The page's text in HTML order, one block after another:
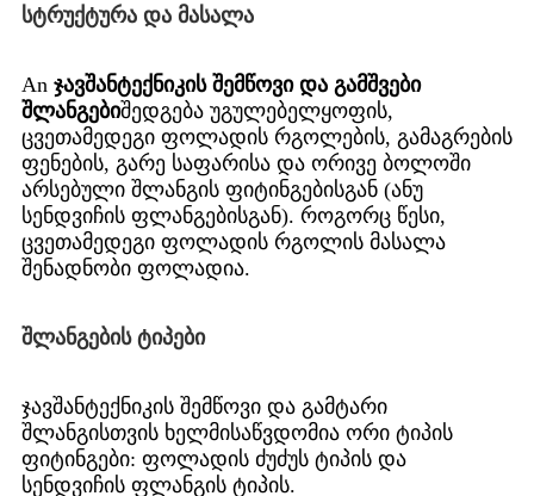
სტრუქტურა და მასალა
An ჯავშანტექნიკის შემწოვი და გამშვები
შლანგებიშედგება უგულებელყოფის,
ცვეთამედეგი ფოლადის რგოლების, გამაგრების
ფენების, გარე საფარისა და ორივე ბოლოში
არსებული შლანგის ფიტინგებისგან (ანუ
სენდვიჩის ფლანგებისგან). როგორც წესი,
ცვეთამედეგი ფოლადის რგოლის მასალა
შენადნობი ფოლადია.
შლანგების ტიპები
ჯავშანტექნიკის შემწოვი და გამტარი
შლანგისთვის ხელმისაწვდომია ორი ტიპის
ფიტინგები: ფოლადის ძუძუს ტიპის და
სენდვიჩის ფლანგის ტიპის.